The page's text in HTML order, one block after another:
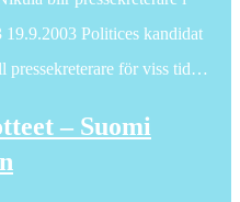
19.9.2003 Politices kandidat
pressekreterare för viss tid…
– Suomi